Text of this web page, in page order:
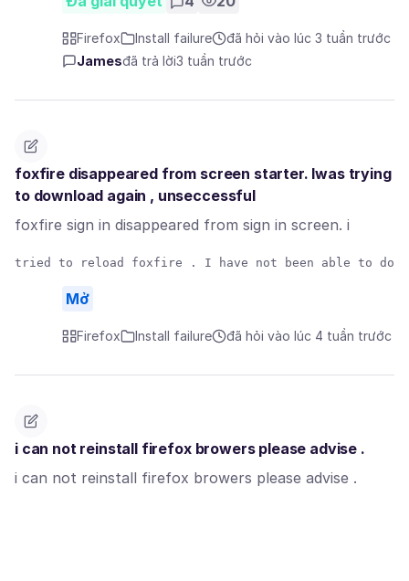
Firefox Install failure
đã hỏi vào lúc 3 tuần trước
Jamesđã trả lời3 tuần trước
foxfire disappeared from screen starter. Iwas trying
to download again , unseccessful
foxfire sign in disappeared from sign in screen. i
Mở
Firefox Install failure đã hỏi vào lúc 4 tuần trước
i can not reinstall firefox browers please advise .
i can not reinstall firefox browers please advise .